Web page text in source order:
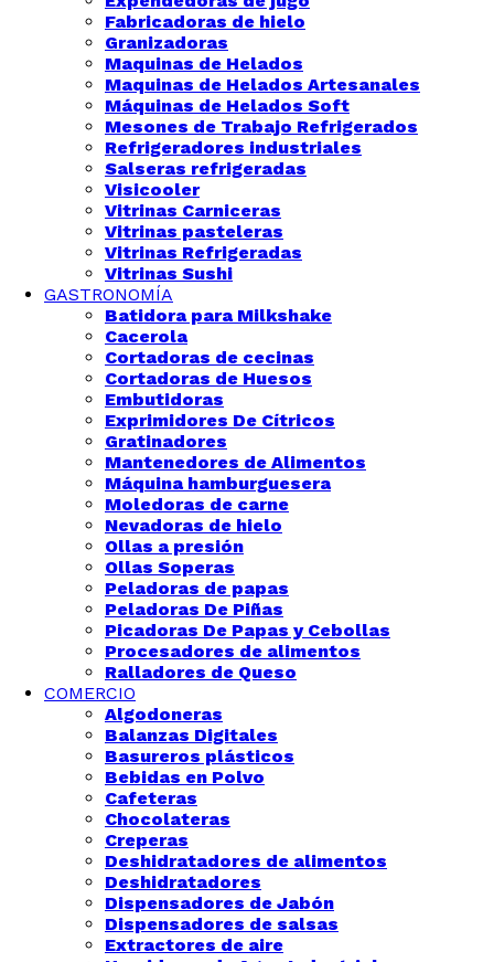
Fabricadoras de hielo
Granizadoras
Maquinas de Helados
Maquinas de Helados Artesanales
Máquinas de Helados Soft
Mesones de Trabajo Refrigerados
Refrigeradores industriales
Salseras refrigeradas
Visicooler
Vitrinas Carniceras
Vitrinas pasteleras
Vitrinas Refrigeradas
Vitrinas Sushi
GASTRONOMÍA
Batidora para Milkshake
Cacerola
Cortadoras de cecinas
Cortadoras de Huesos
Embutidoras
Exprimidores De Cítricos
Gratinadores
Mantenedores de Alimentos
Máquina hamburguesera
Moledoras de carne
Nevadoras de hielo
Ollas a presión
Ollas Soperas
Peladoras de papas
Peladoras De Piñas
Picadoras De Papas y Cebollas
Procesadores de alimentos
Ralladores de Queso
COMERCIO
Algodoneras
Balanzas Digitales
Basureros plásticos
Bebidas en Polvo
Cafeteras
Chocolateras
Creperas
Deshidratadores de alimentos
Deshidratadores
Dispensadores de Jabón
Dispensadores de salsas
Extractores de aire